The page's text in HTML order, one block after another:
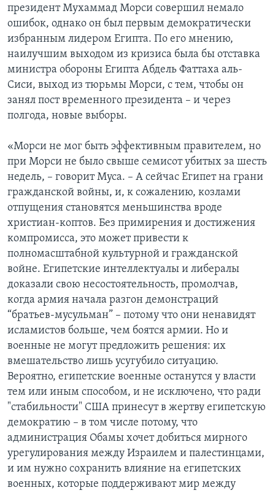
президент Мухаммад Морси совершил немало
ошибок, однако он был первым демократически
избранным лидером Египта. По его мнению,
наилучшим выходом из кризиса была бы отставка
министра обороны Египта Абдель Фаттаха аль-
Сиси, выход из тюрьмы Морси, с тем, чтобы он
занял пост временного президента – и через
полгода, новые выборы.
«Морси не мог быть эффективным правителем, но
при Морси не было свыше семисот убитых за шесть
недель, – говорит Муса. – А сейчас Египет на грани
гражданской войны, и, к сожалению, козлами
отпущения становятся меньшинства вроде
христиан-коптов. Без примирения и достижения
компромисса, это может привести к
полномасштабной культурной и гражданской
войне. Египетские интеллектуалы и либералы
доказали свою несостоятельность, промолчав,
когда армия начала разгон демонстраций
“братьев-мусульман” – потому что они ненавидят
исламистов больше, чем боятся армии. Но и
военные не могут предложить решения: их
вмешательство лишь усугубило ситуацию.
Вероятно, египетские военные останутся у власти
тем или иным способом, и не исключено, что ради
"стабильности" США принесут в жертву египетскую
демократию – в том числе потому, что
администрация Обамы хочет добиться мирного
урегулирования между Израилем и палестинцами,
и им нужно сохранить влияние на египетских
военных, которые поддерживают мир между